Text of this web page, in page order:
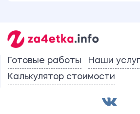
Готовые работы
Наши
Калькулятор стоимости